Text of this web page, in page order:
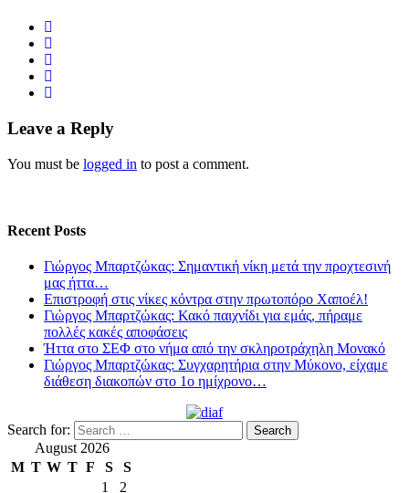
Leave a Reply
You must be logged in to post a comment.
Recent Posts
Γιώργος Μπαρτζώκας: Σημαντική νίκη μετά την προχτεσινή
μας ήττα…
Επιστροφή στις νίκες κόντρα στην πρωτοπόρο Χαποέλ!
Γιώργος Μπαρτζώκας: Κακό παιχνίδι για εμάς, πήραμε
πολλές κακές αποφάσεις
Ήττα στο ΣΕΦ στο νήμα από την σκληροτράχηλη Μονακό
Γιώργος Μπαρτζώκας: Συγχαρητήρια στην Μύκονο, είχαμε
διάθεση διακοπών στο 1ο ημίχρονο…
Search for:
August 2026
M T W T F S
S
1
2